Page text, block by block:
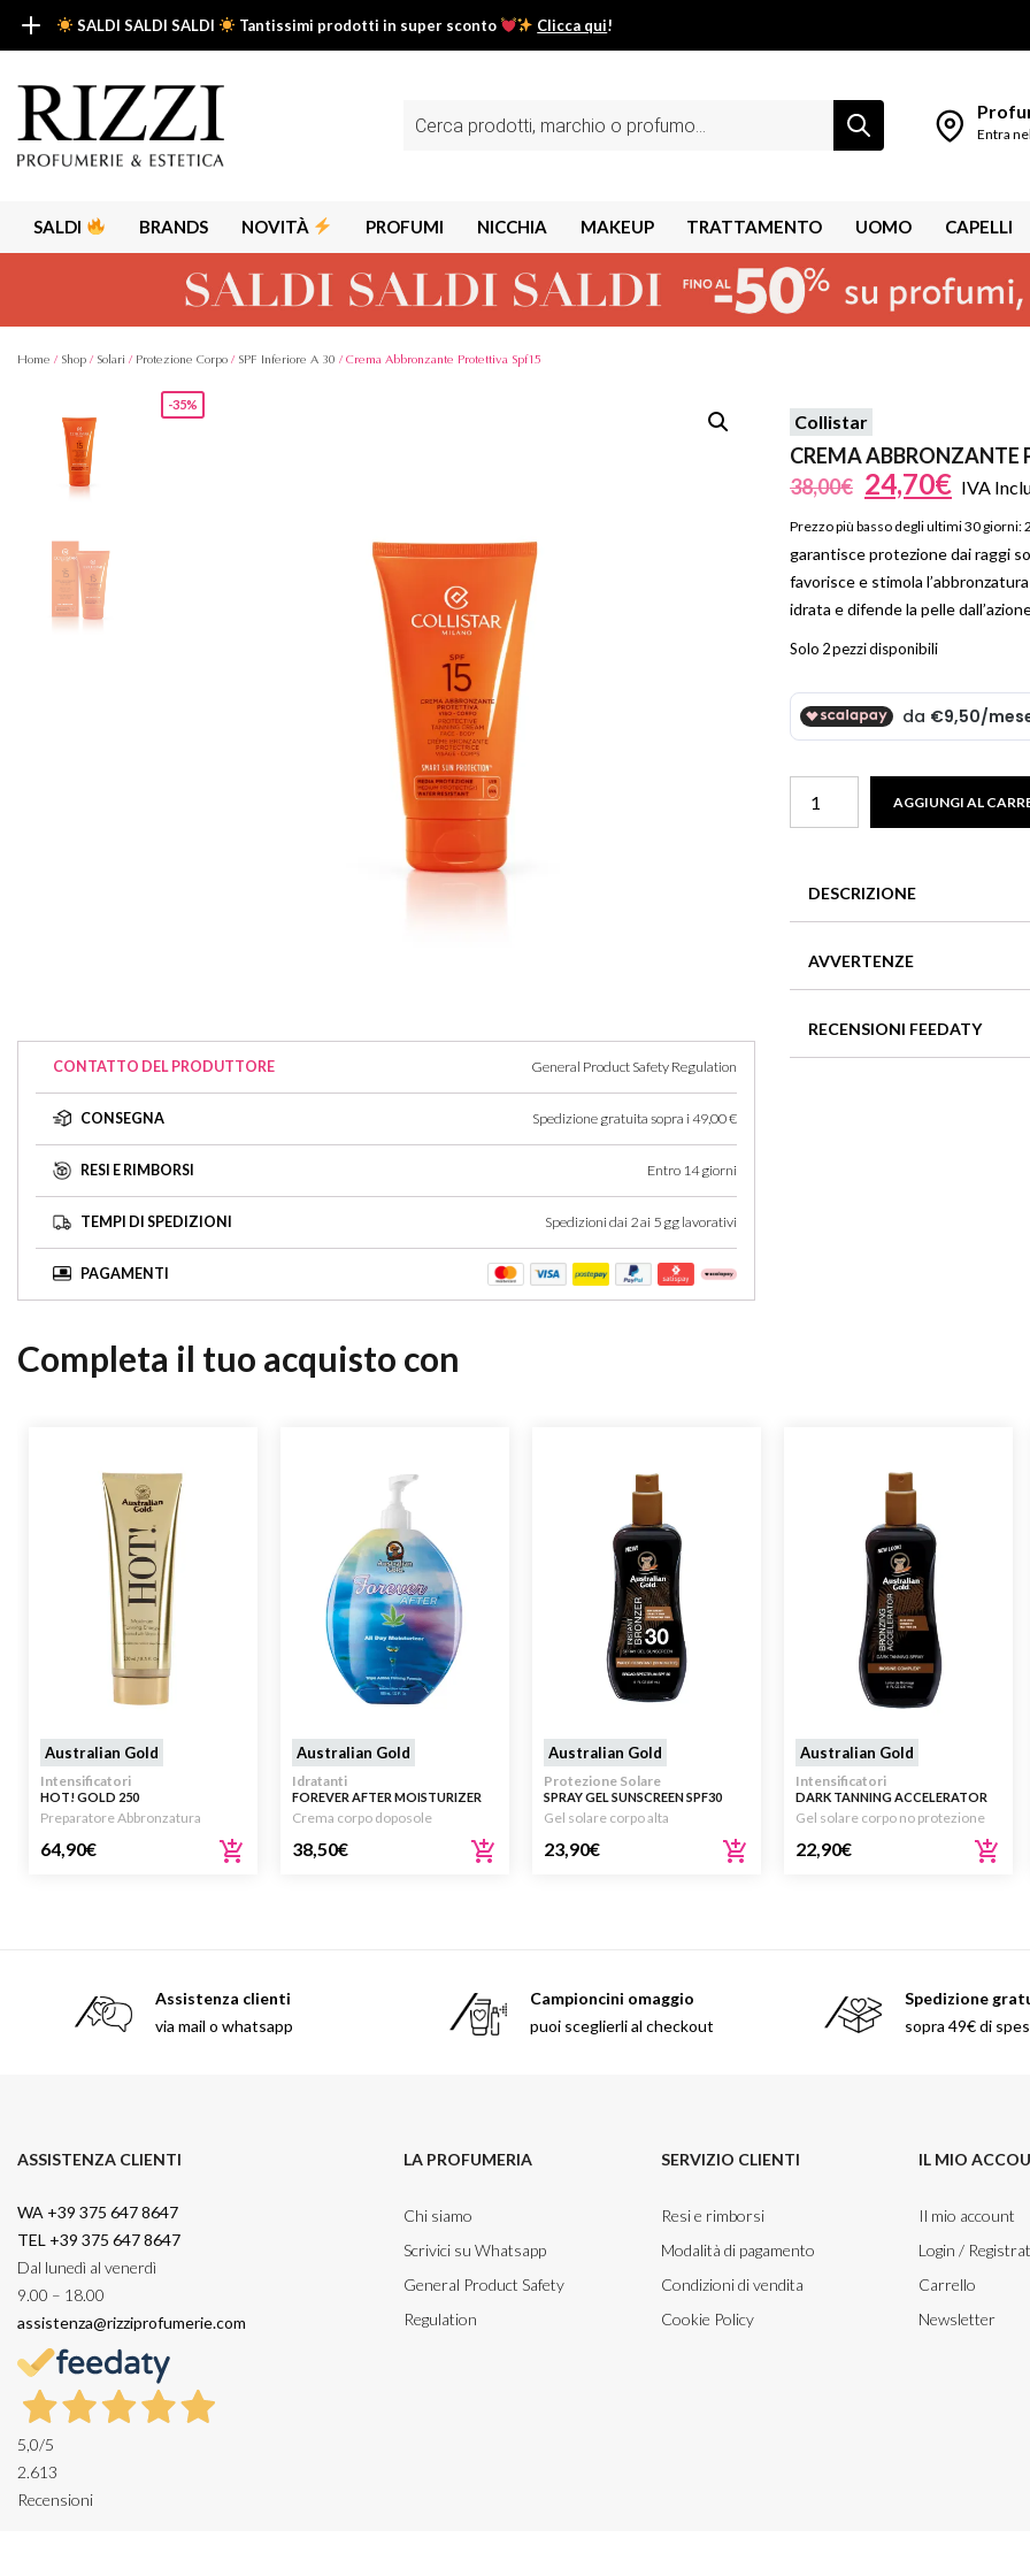
SALDI SALDI SALDI Tantissimi prodotti in super sconto Clicca qui!
SALDI SALDI SALDI
Fino al -50% su tantissimi prodotti beauty nella sezione saldi: il tuo glow estivo inizia da qui.
Scopri tutti i prodotti in super saldo!
prodotti
Entra
SALDI BRANDS
Armani Parfums
Atkinsons
Atkinsons London 1799
Australian Gold
Azzaro
NOVITÀ PROFUMI NICCHIA MAKEUP TRATTAMENTO UOMO CAPELLI
Home / Shop / Solari / Protezione Corpo / SPF Inferiore A 30 / Crema Abbronzante Protettiva Spf15
-35%
CONTATTO DEL PRODUTTORE General Product Safety Regulation
CONSEGNA Spedizione gratuita sopra i 49,00 €
RESI E RIMBORSI Entro 14 giorni
TEMPI DI SPEDIZIONI Spedizioni dai 2 ai 5 gg lavorativi
PAGAMENTI
Collistar
CREMA ABBRONZANTE
38,00€ 24,70€ IVA
Prezzo più basso degli ultimi 30 giorni:
garantisce protezione dai raggi
favorisce e stimola
idrata e difende la pelle
Solo 2 pezzi disponibili
Abbronzante
quantità
AGGIUNGI AL
DESCRIZIONE
complesso
colore luminoso e uniforme. La
nutre, idrata e difende
AVVERTENZE
RECENSIONI FEEDATY
Completa il tuo acquisto con
Australian Gold
Intensificatori
HOT! GOLD 250
Preparatore Abbronzatura
64,90€
Australian Gold
Idratanti
FOREVER AFTER MOISTURIZER
DOPOSOLE 650ML
Crema corpo doposole
38,50€
Australian Gold
Protezione Solare
SPRAY GEL SUNSCREEN SPF30
WITH INSTANT BRONZER 237ML
Gel solare corpo alta
23,90€
Australian Gold
Intensificatori
DARK TANNING ACCELERATOR
SPRAY GEL WITH BRONZER 237
Gel solare corpo no protezione
22,90€
Assistenza clienti
via mail o whatsapp
Campioncini omaggio
puoi sceglierli al checkout
Spedizione
sopra 49€ di
ASSISTENZA CLIENTI
WA +39 375 647 8647
TEL +39 375 647 8647
Dal lunedì al venerdì
9.00 – 18.00
assistenza@rizziprofumerie.com
5,0/5
2.613
Recensioni
LA PROFUMERIA
Chi siamo
Scrivici su Whatsapp
General Product Safety
Regulation
SERVIZIO CLIENTI
Resi e rimborsi
Modalità di pagamento
Condizioni di vendita
Cookie Policy
IL MIO
Il mio account
Login /
Carrello
Newsletter